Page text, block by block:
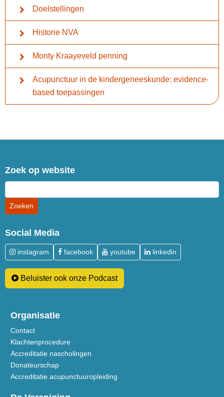
Doelstellingen
Historie NVA
Monty Kraayeveld penning
Acupunctuur in de kindergeneeskunde: evidence-
based toepassingen
Zoek op website
Social Media
instagram facebook youtube linkedin
Beluister ook onze Podcast
Organisatie
Contact
Klachtenprocedure
Accreditatie nascholingen
Donateurschap
Accreditatie acupunctuuropleiding